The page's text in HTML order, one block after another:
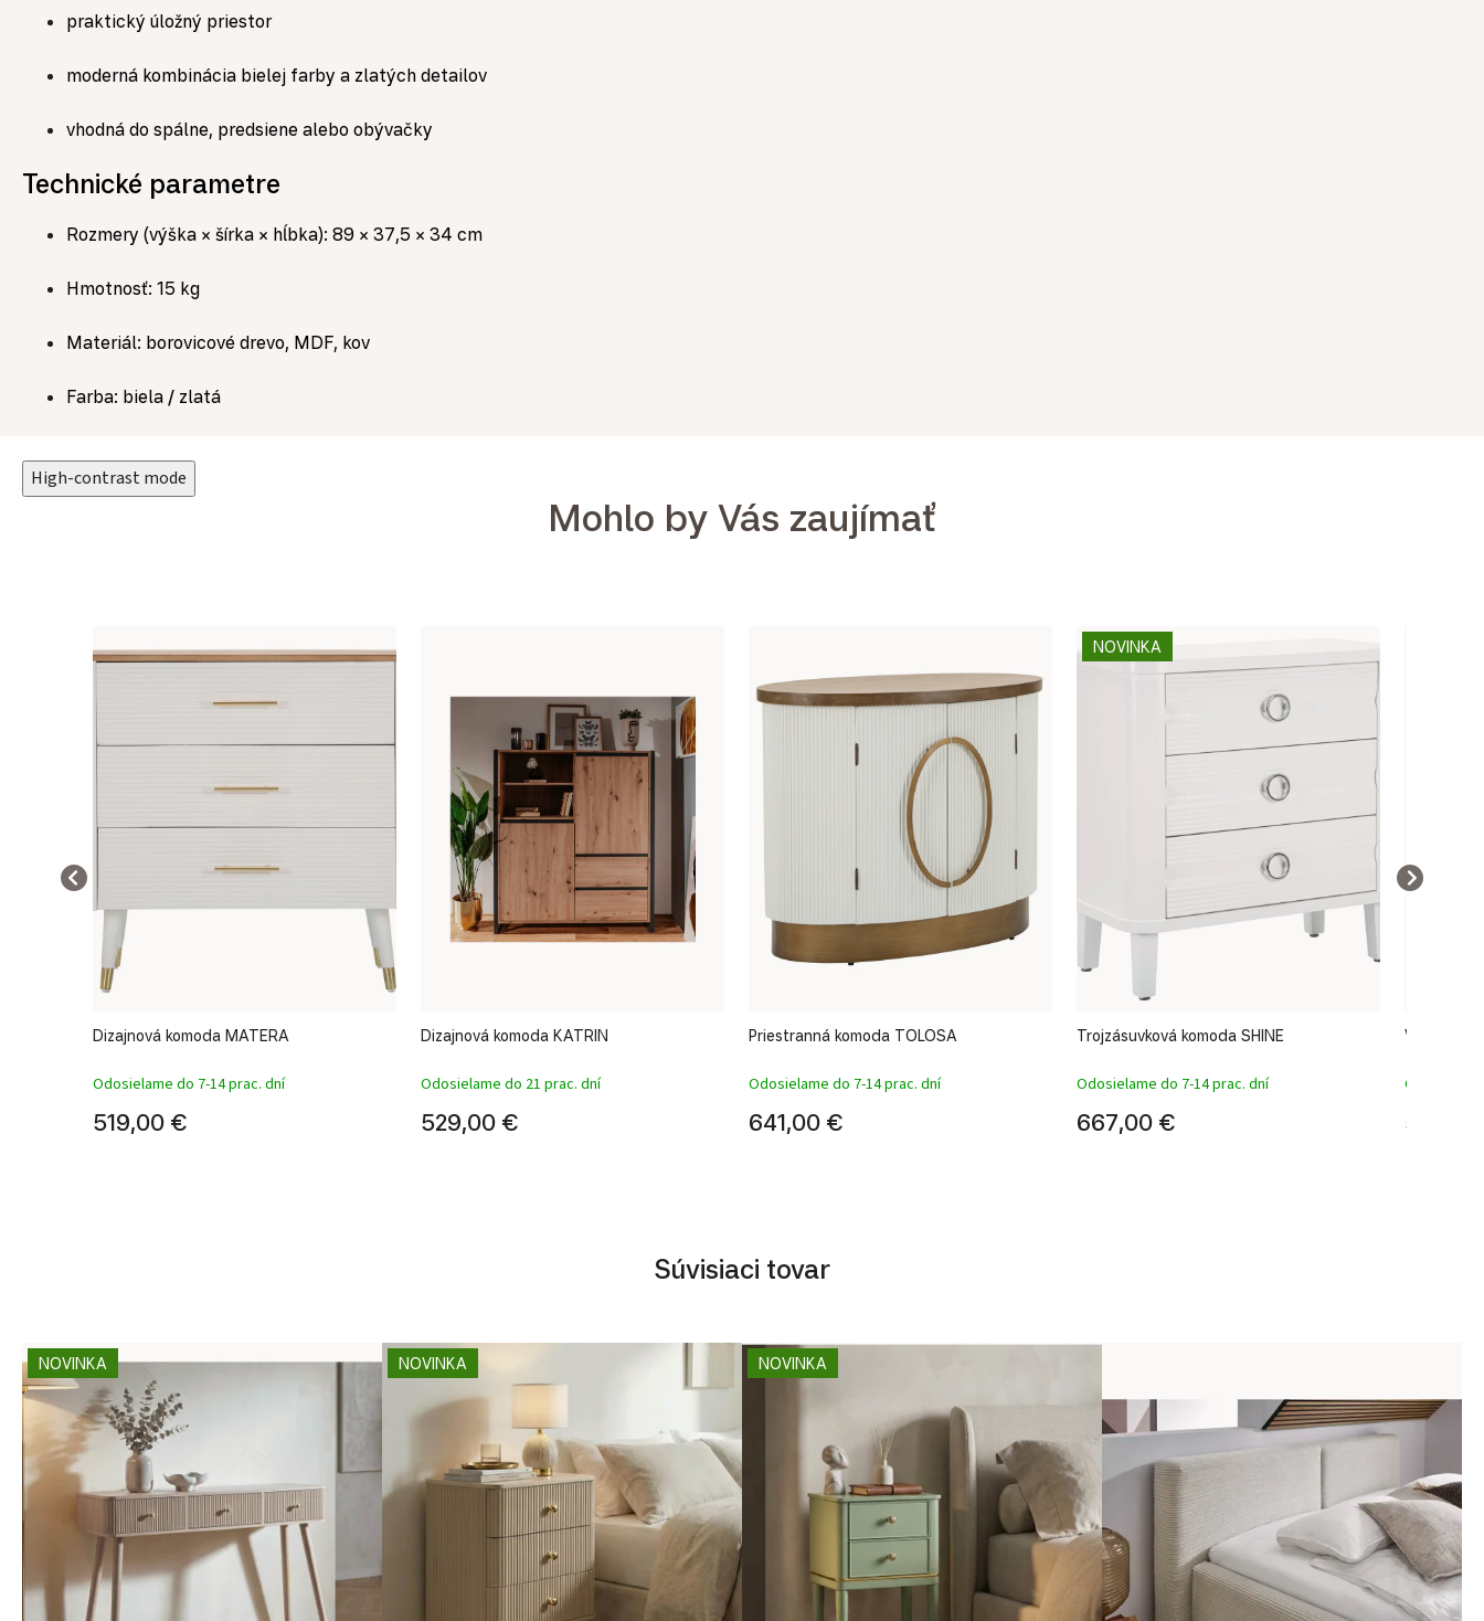
praktický úložný priestor
moderná kombinácia bielej farby a zlatých detailov
vhodná do spálne, predsiene alebo obývačky
Technické parametre
Rozmery (výška × šírka × hĺbka): 89 × 37,5 × 34 cm
Hmotnosť: 15 kg
Materiál: borovicové drevo, MDF, kov
Farba: biela / zlatá
High-contrast mode
Mohlo by Vás zaujímať
Dizajnová komoda MATERA
Odosielame do 7-14 prac. dní
519,00 €
Dizajnová komoda KATRIN
Odosielame do 21 prac. dní
529,00 €
Priestranná komoda TOLOSA
Odosielame do 7-14 prac. dní
641,00 €
NOVINKA
Trojzásuvková komoda SHINE
Odosielame do 7-14 prac. dní
667,00 €
Vysoká
Súvisiaci tovar
NOVINKA NOVINKA NOVINKA